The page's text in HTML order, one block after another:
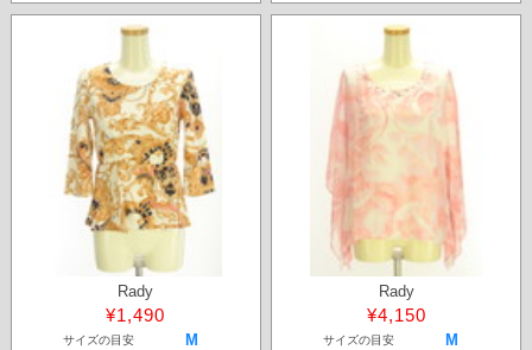
Rady
¥1,490
サイズの目安 M
Rady
¥4,150
サイズの目安 M